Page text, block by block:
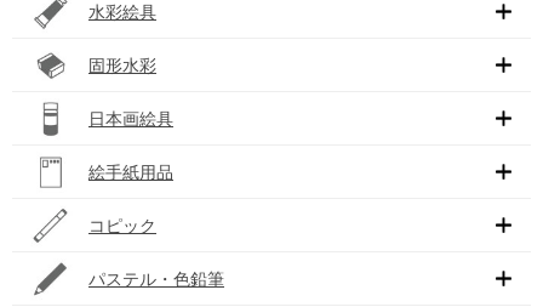
水彩絵具
固形水彩
日本画絵具
絵手紙用品
コピック
パステル・色鉛筆